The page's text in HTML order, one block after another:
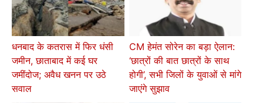
धनबाद के कतरास में फिर धंसी
जमीन, छाताबाद में कई घर
जमींदोज; अवैध खनन पर उठे
सवाल
CM हेमंत सोरेन का बड़ा ऐलान:
‘छात्रों की बात छात्रों के साथ
होगी’, सभी जिलों के युवाओं से मांगे
जाएंगे सुझाव